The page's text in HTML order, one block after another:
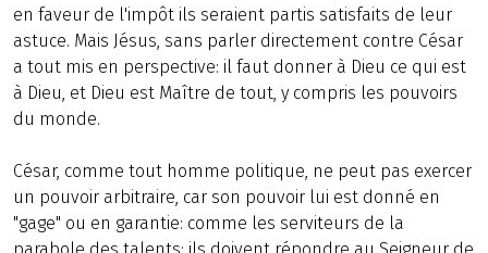
en faveur de l'impôt ils seraient partis satisfaits de leur
astuce. Mais Jésus, sans parler directement contre César
a tout mis en perspective: il faut donner à Dieu ce qui est
à Dieu, et Dieu est Maître de tout, y compris les pouvoirs
du monde.
César, comme tout homme politique, ne peut pas exercer
un pouvoir arbitraire, car son pouvoir lui est donné en
"gage" ou en garantie: comme les serviteurs de la